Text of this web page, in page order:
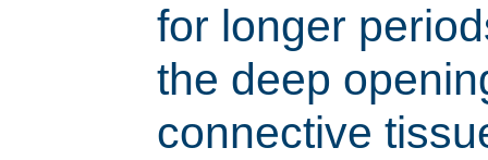
for longer
the deep
connective